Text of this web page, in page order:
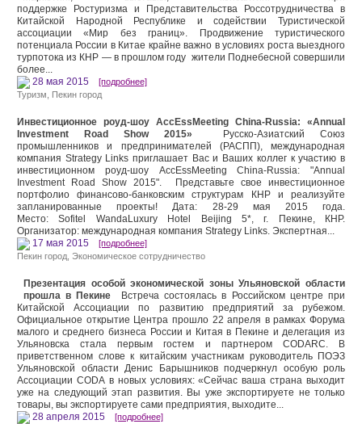
поддержке Ростуризма и Представительства Россотрудничества в
Китайской Народной Республике и содействии Туристической
ассоциации «Мир без границ». Продвижение туристического
потенциала России в Китае крайне важно в условиях роста выездного
турпотока из КНР — в прошлом году жители Поднебесной совершили
более...
28 мая 2015 [подробнее]
Туризм
Пекин город
Инвестиционное роуд-шоу AccEssMeeting China-Russia: «Annual
Investment Road Show 2015» Русско-Азиатский Союз
промышленников и предпринимателей (РАСПП), международная
компания Strategy Links приглашает Вас и Ваших коллег к участию в
инвестиционном роуд-шоу AccEssMeeting China-Russia: "Annual
Investment Road Show 2015". Представьте свое инвестиционное
портфолио финансово-банковским структурам КНР и реализуйте
запланированные проекты! Дата: 28-29 мая 2015 года.
Место: Sofitel WandaLuxury Hotel Beijing 5*, г. Пекине, КНР.
Организатор: международная компания Strategy Links. Экспертная...
17 мая 2015 [подробнее]
Пекин город Экономическое сотрудничество
Презентация особой экономической зоны Ульяновской области
прошла в Пекине Встреча состоялась в Российском центре при
Китайской Ассоциации по развитию предприятий за рубежом.
Официальное открытие Центра прошло 22 апреля в рамках Форума
малого и среднего бизнеса России и Китая в Пекине и делегация из
Ульяновска стала первым гостем и партнером CODARC. В
приветственном слове к китайским участникам руководитель ПОЭЗ
Ульяновской области Денис Барышников подчеркнул особую роль
Ассоциации CODA в новых условиях: «Сейчас ваша страна выходит
уже на следующий этап развития. Вы уже экспортируете не только
товары, вы экспортируете сами предприятия, выходите...
28 апреля 2015 [подробнее]